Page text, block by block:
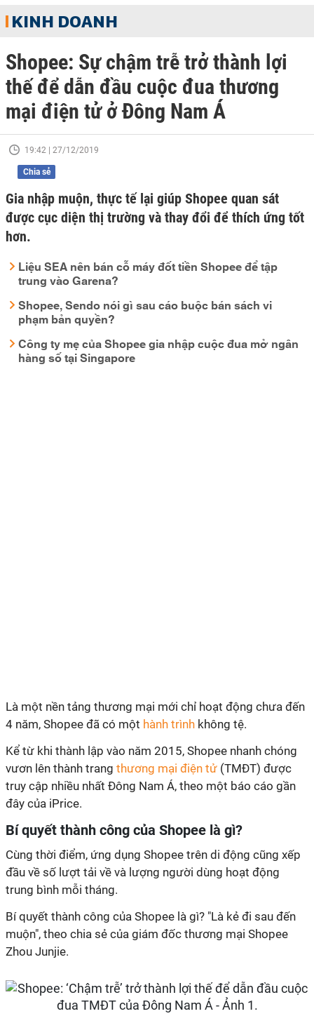
KINH DOANH
Shopee: Sự chậm trễ trở thành lợi
thế để dẫn đầu cuộc đua thương
mại điện tử ở Đông Nam Á
19:42 | 27/12/2019
Chia sẻ
Gia nhập muộn, thực tế lại giúp Shopee quan sát
được cục diện thị trường và thay đổi để thích ứng tốt
hơn.
Liệu SEA nên bán cỗ máy đốt tiền Shopee để tập
trung vào Garena?
Shopee, Sendo nói gì sau cáo buộc bán sách vi
phạm bản quyền?
Công ty mẹ của Shopee gia nhập cuộc đua mở ngân
hàng số tại Singapore
Là một nền tảng thương mại mới chỉ hoạt động chưa đến
4 năm, Shopee đã có một hành trình không tệ.
Kể từ khi thành lập vào năm 2015, Shopee nhanh chóng
vươn lên thành trang thương mại điện tử (TMĐT) được
truy cập nhiều nhất Đông Nam Á, theo một báo cáo gần
đây của iPrice.
Bí quyết thành công của Shopee là gì?
Cùng thời điểm, ứng dụng Shopee trên di động cũng xếp
đầu về số lượt tải về và lượng người dùng hoạt động
trung bình mỗi tháng.
Bí quyết thành công của Shopee là gì? "Là kẻ đi sau đến
muộn", theo chia sẻ của giám đốc thương mại Shopee
Zhou Junjie.